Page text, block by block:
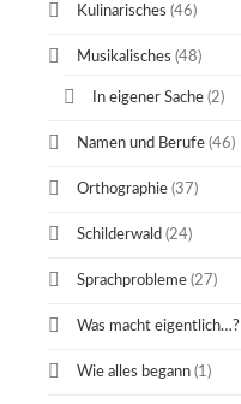
Kulinarisches (46)
Musikalisches (48)
In eigener Sache(2)
Namen und Berufe (46)
Orthographie (37)
Schilderwald (24)
Sprachprobleme (27)
Was macht eigentlich…?
Wie alles begann (1)